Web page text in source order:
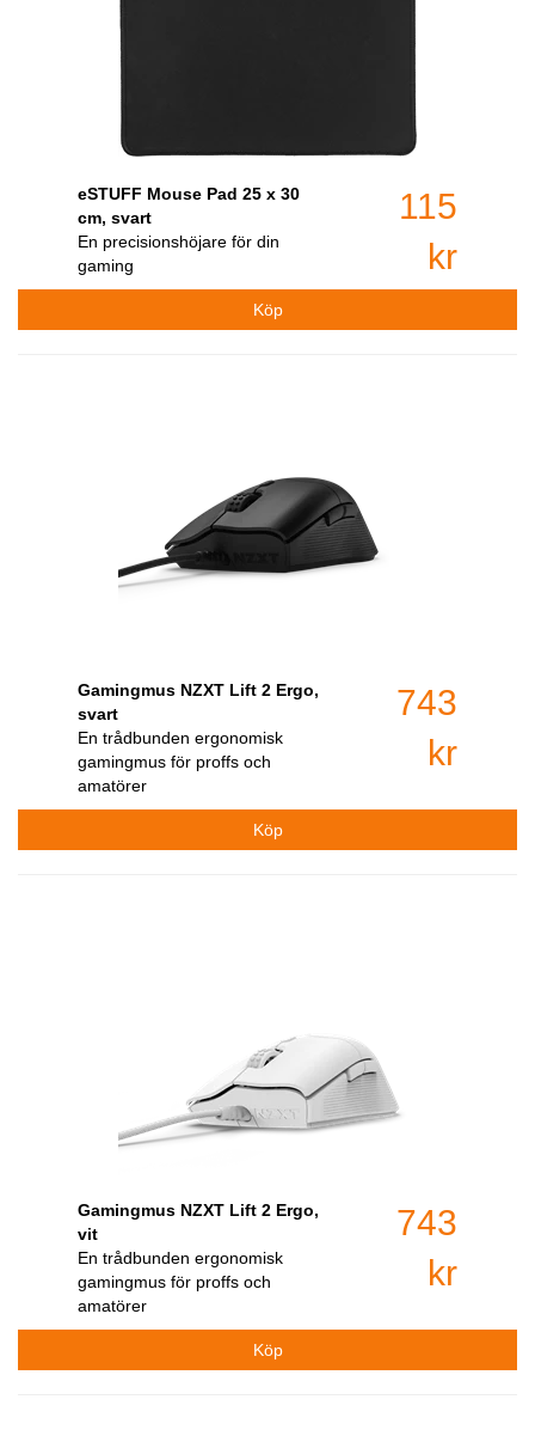
eSTUFF Mouse Pad 25 x 30
cm, svart
En precisionshöjare för din
gaming
115
kr
Gamingmus NZXT Lift 2 Ergo,
svart
En trådbunden ergonomisk
gamingmus för proffs och
amatörer
743
kr
Gamingmus NZXT Lift 2 Ergo,
vit
En trådbunden ergonomisk
gamingmus för proffs och
amatörer
743
kr